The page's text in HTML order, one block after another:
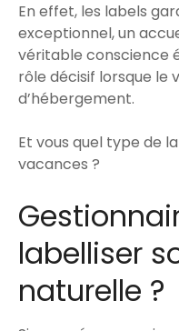
En effet, les labels
exceptionnel, un
véritable conscience
rôle décisif lorsque le
d’hébergement.
Et vous quel type de
vacances ?
labelliser
naturelle ?